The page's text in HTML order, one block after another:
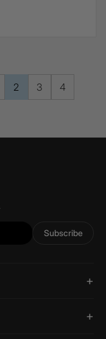
2 3 4
Subscribe